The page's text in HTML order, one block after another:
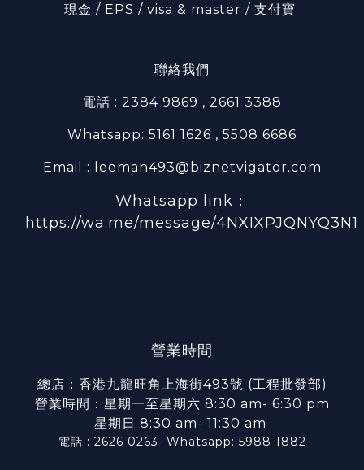
現金 / EPS / visa & master / 支付寶
聯絡我們
電話 : 2384 9869 , 2661 3388
Whatsapp: 5161 1626 , 5508 6686
Email : leeman493@biznetvigator.com
Whatsapp link：
https://wa.me/message/4NXIXPJQNYQ3N1
營業時間
總店：香港九龍旺角上海街493號 (工程批發部)
營業時間：星期一至星期六 8:30 am- 6:30 pm
星期日 8:30 am- 11:30 am
電話 : 2626 0263 Whatsapp: 5988 1882